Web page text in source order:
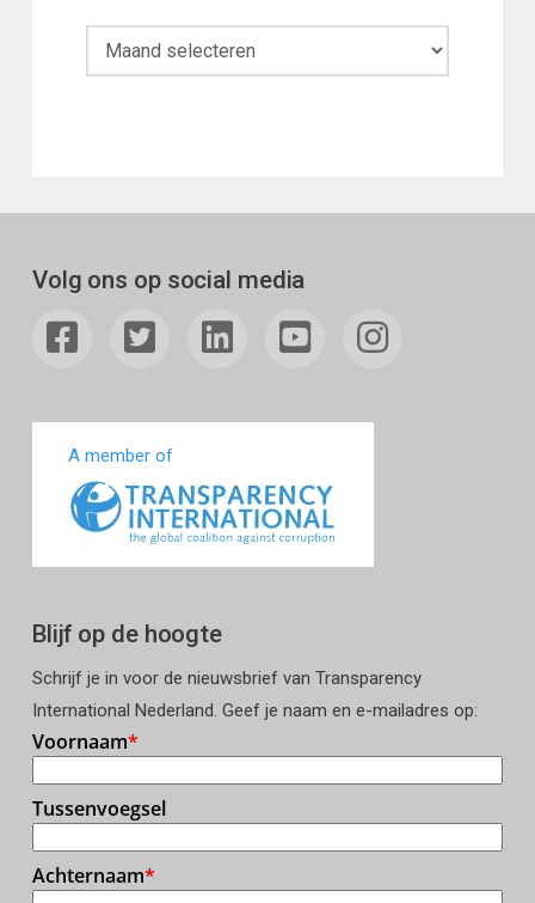
Maandoverzicht
Volg ons op social media
A member of
Blijf op de hoogte
Schrijf je in voor de nieuwsbrief van Transparency
International Nederland. Geef je naam en e-mailadres op: